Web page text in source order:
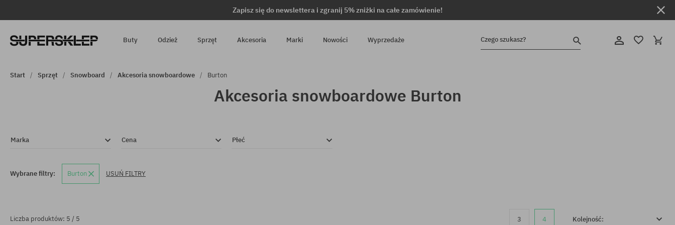
Zapisz się do newslettera i zgranij 5% zniżki na całe zamówienie!
Buty Odzież Sprzęt Akcesoria Marki Nowości Wyprzedaże Czego szukasz?
Start Sprzęt Snowboard Akcesoria snowboardowe Burton
Akcesoria snowboardowe Burton
Marka Cena Płeć
Wybrane filtry: Burton USUŃ FILTRY
Liczba produktów: 5 / 5 3 4 Kolejność: